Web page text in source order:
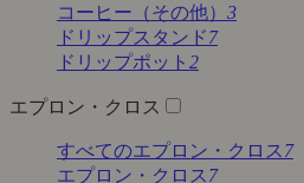
コーヒー（その他） 3
ドリップスタンド7
ドリップポット 2
エプロン・クロス
すべてのエプロン・クロス 7
エプロン・クロス 7